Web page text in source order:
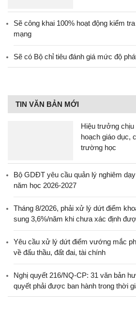
Sẽ công khai 100% hoạt động kiểm
mạng
Sẽ có Bộ chỉ tiêu đánh giá mức độ
TIN VĂN BẢN MỚI
Hiệu trưởng
hoạch giáo dục,
trường học
Bộ GDĐT yêu cầu quản lý nghiêm
năm học 2026-2027
Tháng 8/2026, phải xử lý dứt điểm
sung 3,6%/năm khi chưa xác định
Yêu cầu xử lý dứt điểm vướng mắc
về đấu thầu, đất đai, tài chính
Nghị quyết 216/NQ-CP: 31 văn bản
quyết phải được ban hành trong thời